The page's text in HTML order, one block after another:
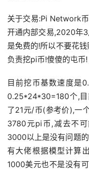
关于交易:Pi Network
开通内部交易,2020年
是免费的!所以不要花
负责挖pi币!傻傻的屯币!
目前挖币基数速度是
0.25*24*30=180个,
了21元/币(参考价),一
3780元pi币,减去不
3000以上是没有问题
有大佬根据模型计算
1000美元也不是没有